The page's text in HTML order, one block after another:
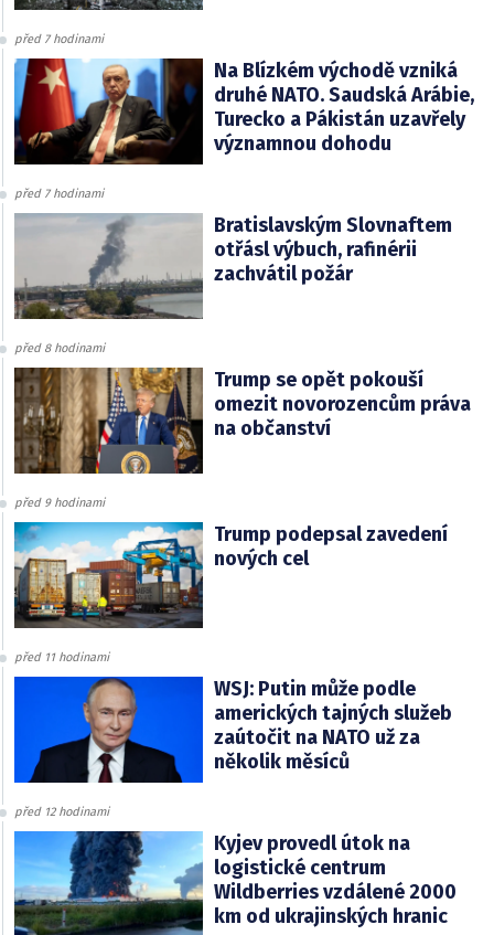
před 7 hodinami
Na Blízkém východě vzniká
druhé NATO. Saudská Arábie,
Turecko a Pákistán uzavřely
významnou dohodu
před 7 hodinami
Bratislavským Slovnaftem
otřásl výbuch, rafinérii
zachvátil požár
před 8 hodinami
Trump se opět pokouší
omezit novorozencům práva
na občanství
před 9 hodinami
Trump podepsal zavedení
nových cel
před 11 hodinami
WSJ: Putin může podle
amerických tajných služeb
zaútočit na NATO už za
několik měsíců
před 12 hodinami
Kyjev provedl útok na
logistické centrum
Wildberries vzdálené 2000
km od ukrajinských hranic